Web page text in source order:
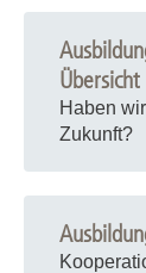
Übersicht
Haben
Zukunft?